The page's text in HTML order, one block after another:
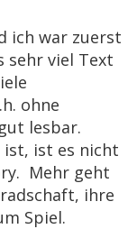
ich war zuerst
sehr viel Text
ohne
lesbar.
ist, ist es nicht
Mehr geht
ihre
Spiel.